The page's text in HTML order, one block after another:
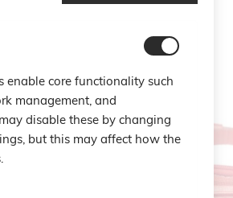
enable core functionality such
management, and
disable these by changing
but this may affect how the